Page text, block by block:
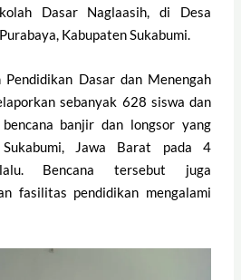
Dasar Naglaasih, di Desa
Kabupaten Sukabumi.
Dasar dan Menengah
sebanyak 628 siswa dan
banjir dan longsor yang
Sukabumi, Jawa Barat pada 4
Bencana tersebut juga
fasilitas pendidikan mengalami